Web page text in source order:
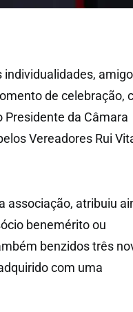
de celebração,
Presidente da Câmara
Vereadores Rui
associação, atribuiu
benemérito ou
benzidos três
com uma